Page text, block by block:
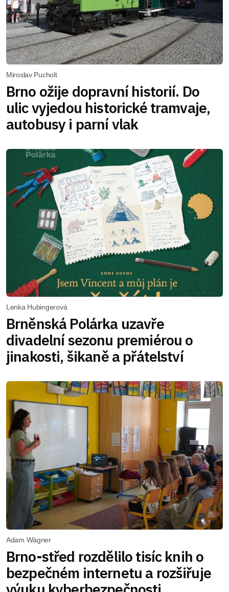
Miroslav Pucholt
Brno ožije dopravní historií. Do
ulic vyjedou historické tramvaje,
autobusy i parní vlak
Lenka Hubingerová
Brněnská Polárka uzavře
divadelní sezonu premiérou o
jinakosti, šikaně a přátelství
Adam Wágner
Brno-střed rozdělilo tisíc knih o
bezpečném internetu a rozšiřuje